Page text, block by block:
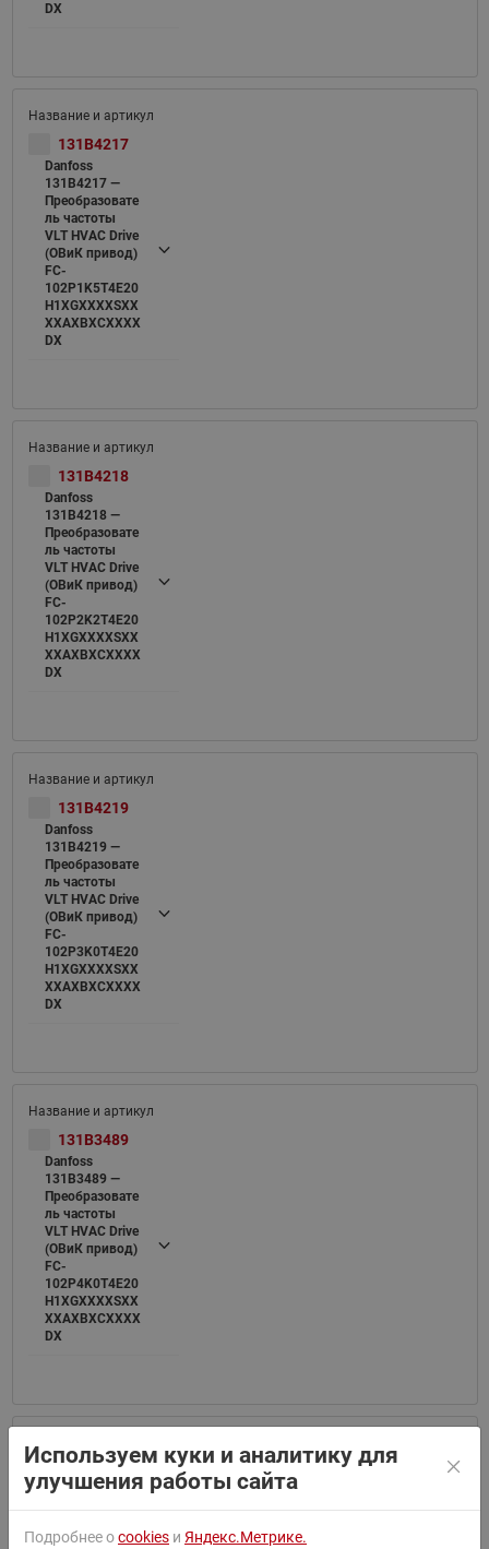
DX
131B4217
Danfoss
131B4217 —
Преобразовате
ль частоты
VLT HVAC Drive
(ОВиК привод)
FC-
102P1K5T4E20
H1XGXXXXSXX
XXAXBXCXXXX
DX
131B4218
Danfoss
131B4218 —
Преобразовате
ль частоты
VLT HVAC Drive
(ОВиК привод)
FC-
102P2K2T4E20
H1XGXXXXSXX
XXAXBXCXXXX
DX
131B4219
Danfoss
131B4219 —
Преобразовате
ль частоты
VLT HVAC Drive
(ОВиК привод)
FC-
102P3K0T4E20
H1XGXXXXSXX
XXAXBXCXXXX
DX
131B3489
Danfoss
131B3489 —
Преобразовате
ль частоты
VLT HVAC Drive
(ОВиК привод)
FC-
102P4K0T4E20
H1XGXXXXSXX
XXAXBXCXXXX
DX
131B4220
Danfoss
131B4220 —
Преобразовате
ль частоты
Используем куки и аналитику для
улучшения работы сайта
Подробнее оcookies и Яндекс.Метрике.